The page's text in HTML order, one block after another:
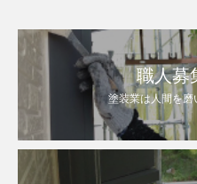
職人募
塗装業は人間を